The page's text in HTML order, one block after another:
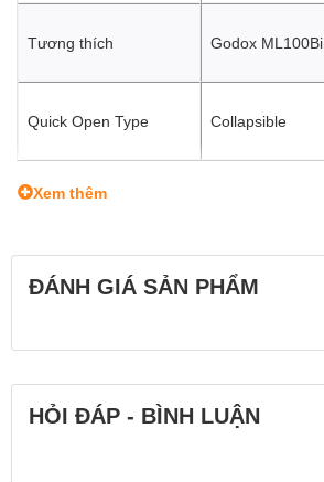
Tương thích Godox ML100Bi
Quick Open Type Collapsible
Xem thêm
ĐÁNH GIÁ SẢN PHẨM
HỎI ĐÁP - BÌNH LUẬN